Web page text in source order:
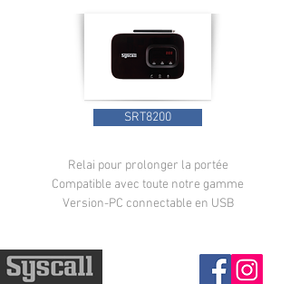
SRT8200
Relai pour prolonger la portée
Compatible avec toute notre gamme
Version-PC connectable en USB